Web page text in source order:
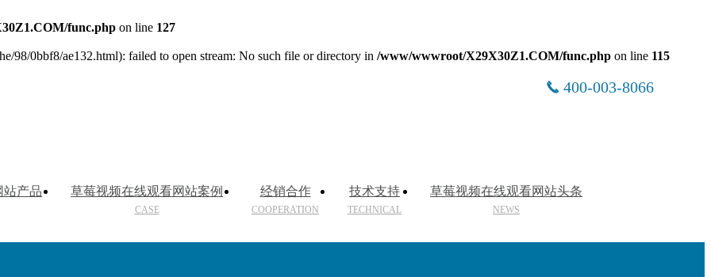
func.php on line 127
98/0bbf8/ae132.html): failed to open stream: No such file or directory in /www/wwwroot/X29X30Z1.COM/func.php on line 115
400-003-8066
站产品 草莓视频在线观看网站案例
CASE
经销合作
COOPERATION
技术支持
TECHNICAL
草莓视频在线观看网站头条
NEWS